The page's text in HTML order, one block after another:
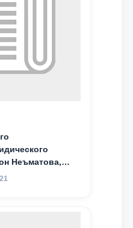
Неъматова,
Анбарой